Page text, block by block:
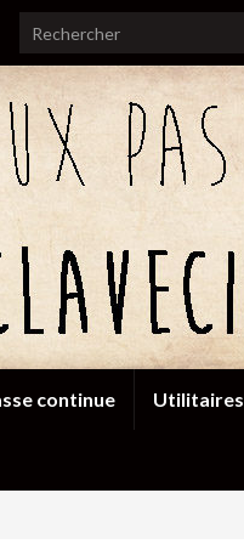
Search for:
continue Utilitaires